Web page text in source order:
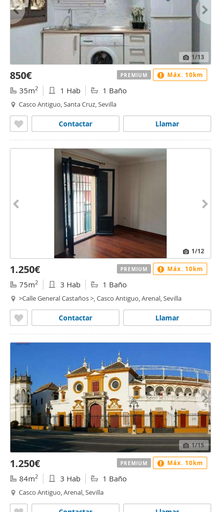
1/13
850€
35m2 1 Hab 1 Baño
Casco Antiguo, Santa Cruz, Sevilla
Llamar
Contactar
PREMIUM Máx. 10km
1/12
1.250€
75m2 3 Hab 1 Baño
>Calle General Castaños >, Casco Antiguo, Arenal, Sevilla
Llamar
Contactar
PREMIUM Máx. 10km
1/15
1.250€
84m2 3 Hab 1 Baño
Casco Antiguo, Arenal, Sevilla
PREMIUM Máx. 10km